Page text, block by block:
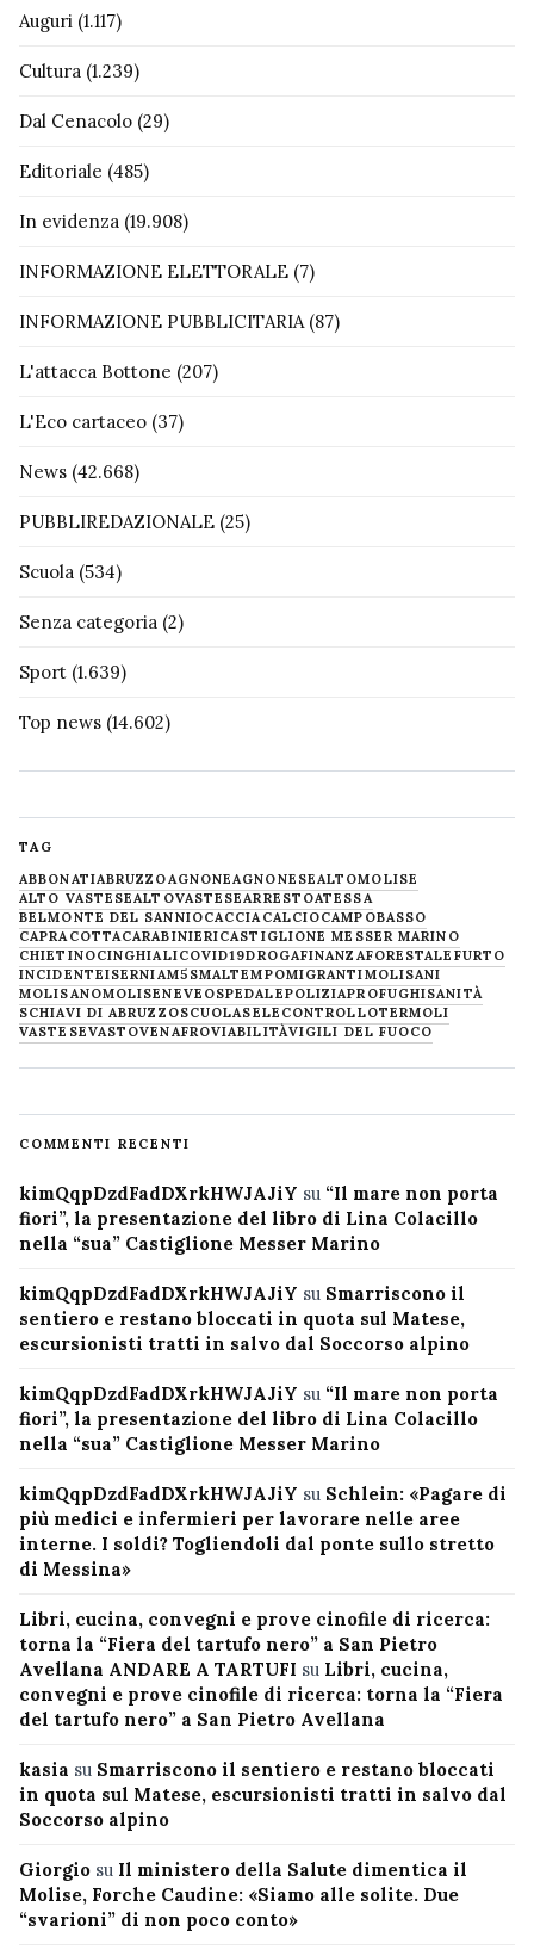
Auguri (1.117)
Cultura (1.239)
Dal Cenacolo (29)
Editoriale (485)
In evidenza (19.908)
INFORMAZIONE ELETTORALE (7)
INFORMAZIONE PUBBLICITARIA (87)
L'attacca Bottone (207)
L'Eco cartaceo (37)
News (42.668)
PUBBLIREDAZIONALE (25)
Scuola (534)
Senza categoria (2)
Sport (1.639)
Top news (14.602)
TAG
ABBONATIABRUZZOAGNONEAGNONESEALTOMOLISE
ALTO VASTESEALTOVASTESEARRESTOATESSA
BELMONTE DEL SANNIOCACCIA CALCIOCAMPOBASSO
CAPRACOTTACARABINIERICASTIGLIONE MESSER MARINO
CHIETINOCINGHIALICOVID19DROGAFINANZAFORESTALE FURTO
INCIDENTEISERNIAM5SMALTEMPOMIGRANTIMOLISANI
MOLISANOMOLISENEVE OSPEDALEPOLIZIAPROFUGHISANITÀ
SCHIAVI DI ABRUZZOSCUOLASELECONTROLLOTERMOLI
VASTESEVASTOVENAFROVIABILITÀVIGILI DEL FUOCO
COMMENTI RECENTI
kimQqpDzdFadDXrkHWJAJiY su “Il mare non porta
fiori”, la presentazione del libro di Lina Colacillo
nella “sua” Castiglione Messer Marino
kimQqpDzdFadDXrkHWJAJiY su Smarriscono il
sentiero e restano bloccati in quota sul Matese,
escursionisti tratti in salvo dal Soccorso alpino
kimQqpDzdFadDXrkHWJAJiY su “Il mare non porta
fiori”, la presentazione del libro di Lina Colacillo
nella “sua” Castiglione Messer Marino
kimQqpDzdFadDXrkHWJAJiY su Schlein: «Pagare di
più medici e infermieri per lavorare nelle aree
interne. I soldi? Togliendoli dal ponte sullo stretto
di Messina»
Libri, cucina, convegni e prove cinofile di ricerca:
torna la “Fiera del tartufo nero” a San Pietro
Avellana ANDARE A TARTUFI su Libri, cucina,
convegni e prove cinofile di ricerca: torna la “Fiera
del tartufo nero” a San Pietro Avellana
kasia su Smarriscono il sentiero e restano bloccati
in quota sul Matese, escursionisti tratti in salvo dal
Soccorso alpino
Giorgio su Il ministero della Salute dimentica il
Molise, Forche Caudine: «Siamo alle solite. Due
“svarioni” di non poco conto»